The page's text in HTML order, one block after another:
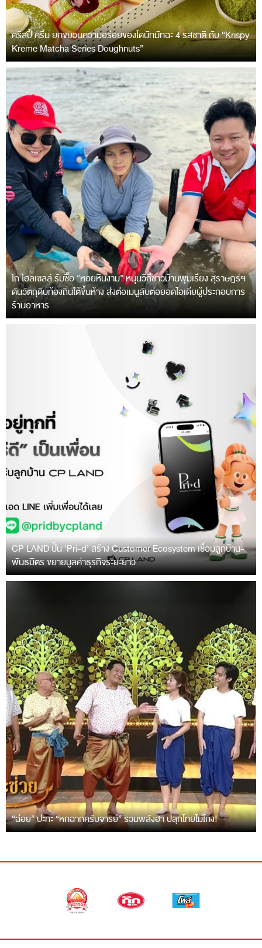
คริสปี้ ครีม ยกขบวนความอร่อยของโดนัทมัทฉะ 4 รสชาติ กับ “Krispy
Kreme Matcha Series Doughnuts”
โก โฮลเซลล์ รับซื้อ “หอยหินงาม” หนุนวิถีชาวบ้านพุมเรียง สุราษฎร์ฯ
ดันวัตถุดิบท้องถิ่นใต้ขึ้นห้าง ส่งต่อเมนูลับต่อยอดไอเดียผู้ประกอบการ
ร้านอาหาร
CP LAND ปั้น ‘Pri-d’ สร้าง Customer Ecosystem เชื่อมลูกบ้าน-
พันธมิตร ขยายมูลค่าธุรกิจระยะยาว
“ฉ่อย” ปะทะ “หกฉากครับจารย์” รวมพลังฮา ปลุกไทยไม่โกง!